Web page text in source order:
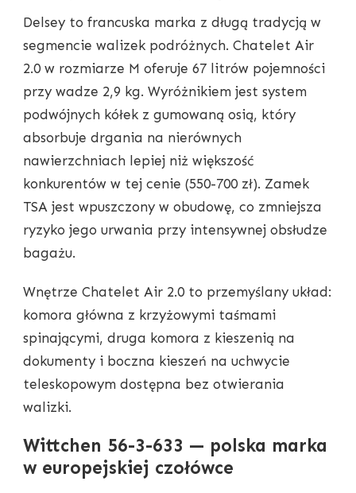
Delsey to francuska marka z długą tradycją w
segmencie walizek podróżnych. Chatelet Air
2.0 w rozmiarze M oferuje 67 litrów pojemności
przy wadze 2,9 kg. Wyróżnikiem jest system
podwójnych kółek z gumowaną osią, który
absorbuje drgania na nierównych
nawierzchniach lepiej niż większość
konkurentów w tej cenie (550-700 zł). Zamek
TSA jest wpuszczony w obudowę, co zmniejsza
ryzyko jego urwania przy intensywnej obsłudze
bagażu.
Wnętrze Chatelet Air 2.0 to przemyślany układ:
komora główna z krzyżowymi taśmami
spinającymi, druga komora z kieszenią na
dokumenty i boczna kieszeń na uchwycie
teleskopowym dostępna bez otwierania
walizki.
Wittchen 56-3-633 — polska marka
w europejskiej czołówce